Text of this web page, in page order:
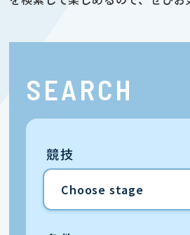
SEARCH
競技